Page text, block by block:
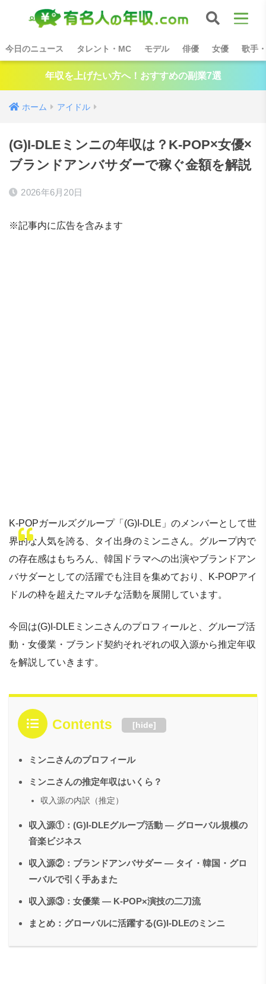
今日のニュース タレント・MC モデル 俳優 女優 歌手
年収を上げたい方へ！おすすめの副業7選
ホーム アイドル
(G)I-DLEミンニの年収は？K-POP×女優×
ブランドアンバサダーで稼ぐ金額を解説
2026年6月20日
※記事内に広告を含みます
K-POPガールズグループ「(G)I-DLE」のメンバーとして世
界的な人気を誇る、タイ出身のミンニさん。グループ内で
の存在感はもちろん、韓国ドラマへの出演やブランドアン
バサダーとしての活躍でも注目を集めており、K-POPアイ
ドルの枠を超えたマルチな活動を展開しています。
今回は(G)I-DLEミンニさんのプロフィールと、グループ活
動・女優業・ブランド契約それぞれの収入源から推定年収
を解説していきます。
Contents [hide]
ミンニさんのプロフィール
ミンニさんの推定年収はいくら？
収入源の内訳（推定）
収入源①：(G)I-DLEグループ活動 ― グローバル規模の
音楽ビジネス
収入源②：ブランドアンバサダー ― タイ・韓国・グロ
ーバルで引く手あまた
収入源③：女優業 ― K-POP×演技の二刀流
まとめ：グローバルに活躍する(G)I-DLEのミンニ